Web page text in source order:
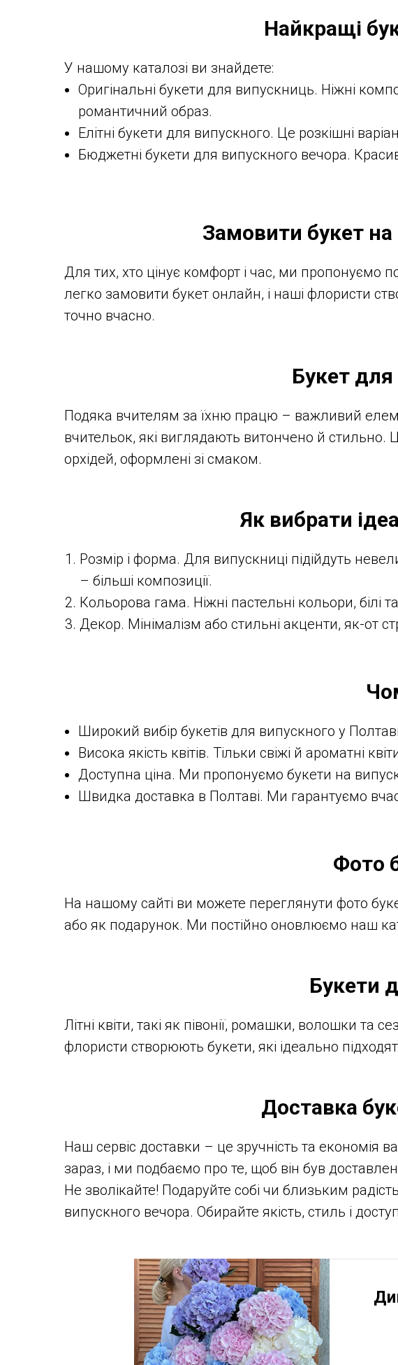
Найкращі
У нашому каталозі ви знайдете:
Оригінальні букети для випускниць. Ніжні
романтичний образ.
Елітні букети для випускного. Це розкішні
Бюджетні букети для випускного вечора.
Замовити букет
Для тих, хто цінує комфорт і час, ми пропонуємо
легко замовити букет онлайн, і наші флористи
точно вчасно.
Букет
Подяка вчителям за їхню працю – важливий
вчительок, які виглядають витончено й стильно.
орхідей, оформлені зі смаком.
Як вибрати
Розмір і форма. Для випускниці підійдуть
– більші композиції.
Кольорова гама. Ніжні пастельні кольори, білі
Декор. Мінімалізм або стильні акценти, як-от
Широкий вибір букетів для випускного у
Висока якість квітів. Тільки свіжі й ароматні
Доступна ціна. Ми пропонуємо букети на
Швидка доставка в Полтаві. Ми гарантуємо
Фото
На нашому сайті ви можете переглянути фото
або як подарунок. Ми постійно оновлюємо наш
Букети
Літні квіти, такі як півонії, ромашки, волошки та
флористи створюють букети, які ідеально
Доставка
Наш сервіс доставки – це зручність та економія
зараз, і ми подбаємо про те, щоб він був
Не зволікайте! Подаруйте собі чи близьким
випускного вечора. Обирайте якість, стиль і